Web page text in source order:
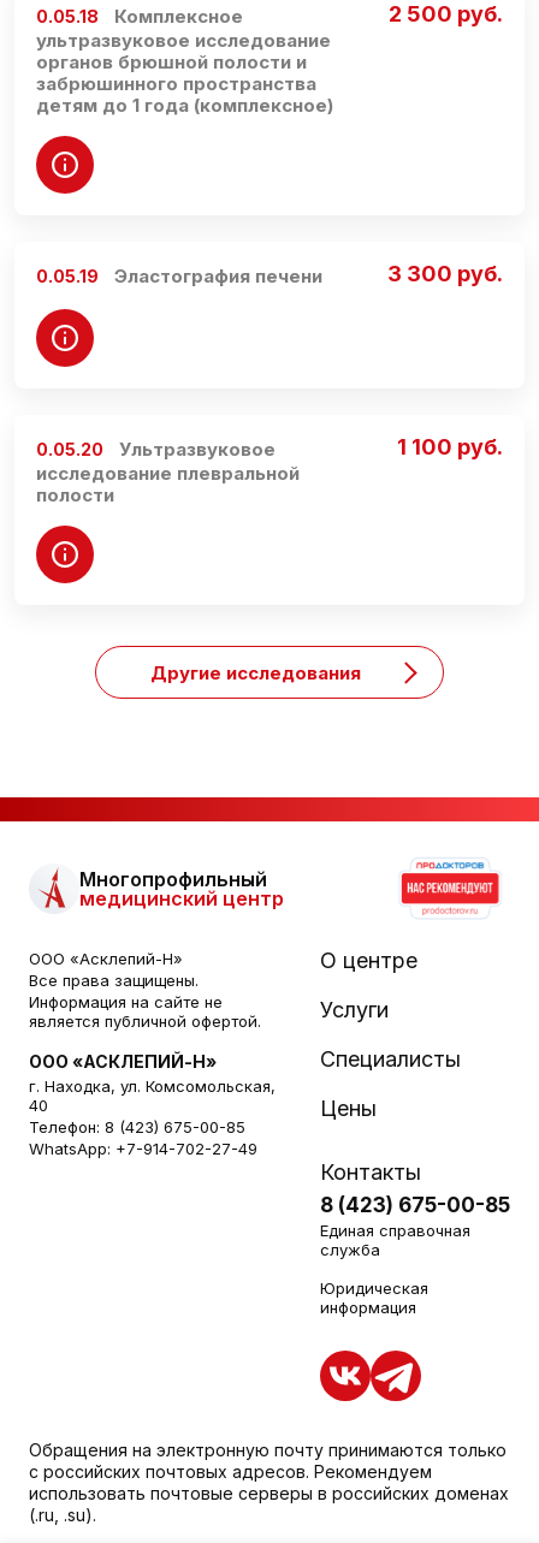
0.05.18
Комплексное
ультразвуковое исследование
органов брюшной полости и
забрюшинного пространства
детям до 1 года (комплексное)
2 500 руб.
0.05.19 Эластография печени 3 300 руб.
0.05.20
Ультразвуковое
исследование плевральной
полости
1 100 руб.
Другие исследования
Многопрофильный
медицинский центр
ООО «Асклепий-Н»
Все права защищены.
Информация на сайте не
является публичной офертой.
ООО «АСКЛЕПИЙ-Н»
г. Находка, ул. Комсомольская,
40
Телефон: 8 (423) 675-00-85
WhatsApp: +7-914-702-27-49
О центре
Услуги
Специалисты
Цены
Контакты
8 (423) 675-00-85
Единая справочная
служба
Юридическая
информация
Обращения на электронную почту принимаются только
с российских почтовых адресов. Рекомендуем
использовать почтовые серверы в российских доменах
(.ru, .su).